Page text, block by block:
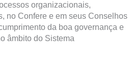
organizacionais,
no Confere e em seus Conselhos
da boa governança e
âmbito do Sistema